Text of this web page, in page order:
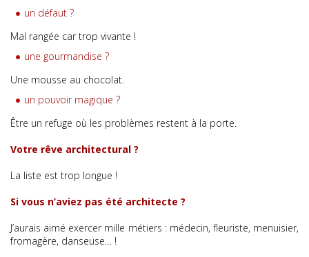
un défaut ?
Mal rangée car trop vivante !
une gourmandise ?
Une mousse au chocolat.
un pouvoir magique ?
Être un refuge où les problèmes restent à la porte.
Votre rêve architectural ?
La liste est trop longue !
Si vous n’aviez pas été architecte ?
J’aurais aimé exercer mille métiers : médecin, fleuriste, menuisier,
fromagère, danseuse… !